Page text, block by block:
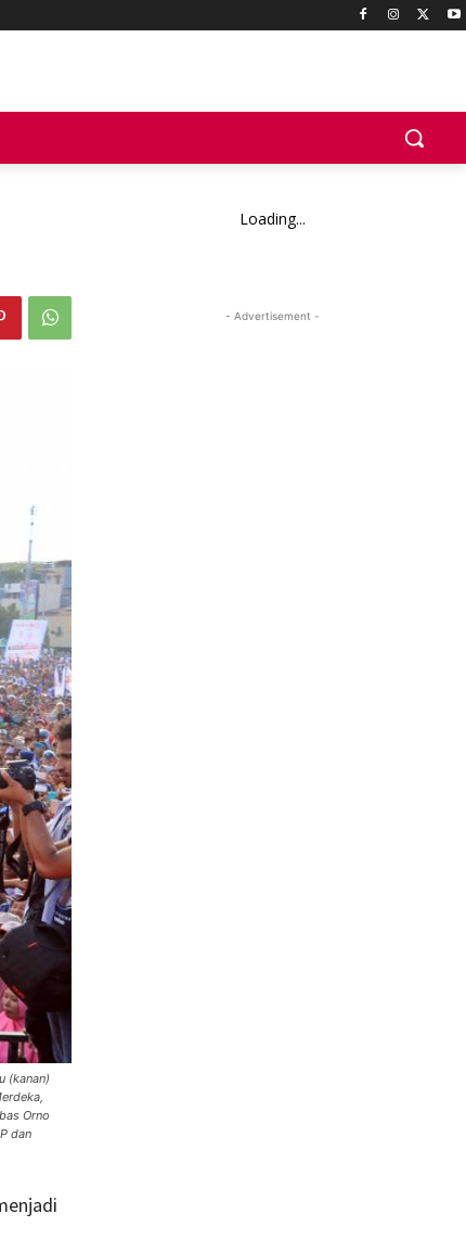
(kanan)
Orno
dan
Loading...
- Advertisement -